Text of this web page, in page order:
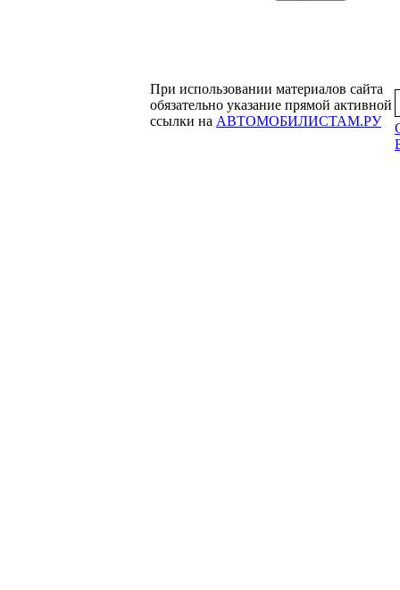
При использовании материалов сайта
обязательно указание прямой активной
ссылки на АВТОМОБИЛИСТАМ.РУ